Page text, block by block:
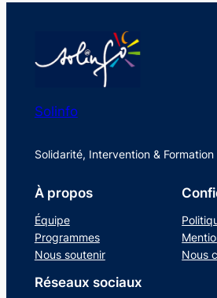
Solinfo
Solidarité, Intervention & Formation
À propos
Équipe
Programmes
Nous soutenir
Nous
Réseaux sociaux